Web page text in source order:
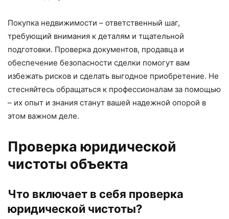
Покупка недвижимости – ответственный шаг,
требующий внимания к деталям и тщательной
подготовки. Проверка документов, продавца и
обеспечение безопасности сделки помогут вам
избежать рисков и сделать выгодное приобретение. Не
стесняйтесь обращаться к профессионалам за помощью
– их опыт и знания станут вашей надежной опорой в
этом важном деле.
Проверка юридической
чистоты объекта
Что включает в себя проверка
юридической чистоты?